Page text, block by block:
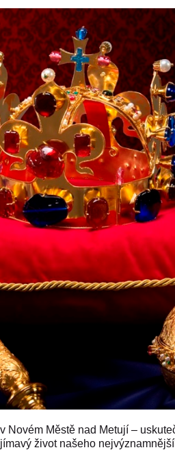
Novém Městě nad Metují –
život našeho